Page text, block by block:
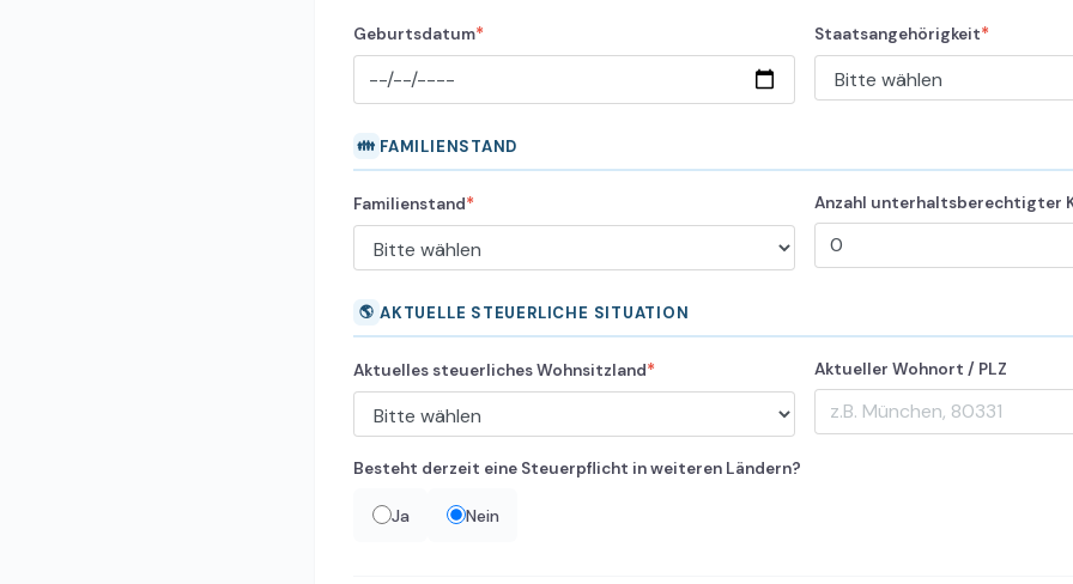
Geburtsdatum* Staatsangehörigkeit*
👪 FAMILIENSTAND
Familienstand* Anzahl unterhaltsberechtigter
🌎 AKTUELLE STEUERLICHE SITUATION
Aktuelles steuerliches Wohnsitzland* Aktueller Wohnort / PLZ
Besteht derzeit eine Steuerpflicht in weiteren Ländern?
Ja Nein